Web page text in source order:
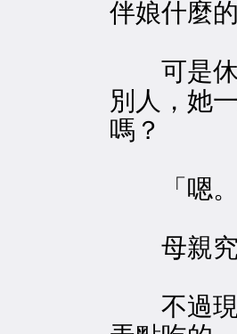
伴娘什麼
可是休
別人，她
嗎？
「嗯。
母親究
不過現